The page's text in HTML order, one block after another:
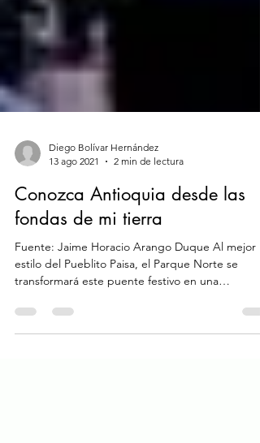
Diego Bolívar Hernández
13 ago 2021
2 min de lectura
fondas de mi tierra
Fuente: Jaime Horacio Arango Duque Al mejor
transformará este puente festivo en una
pequeña...